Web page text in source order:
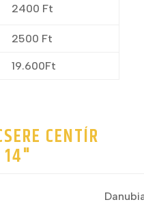
2400 Ft
2500 Ft
19.600Ft
CENTÍR
14"